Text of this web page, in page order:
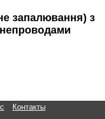
запалювання) з
Контакты